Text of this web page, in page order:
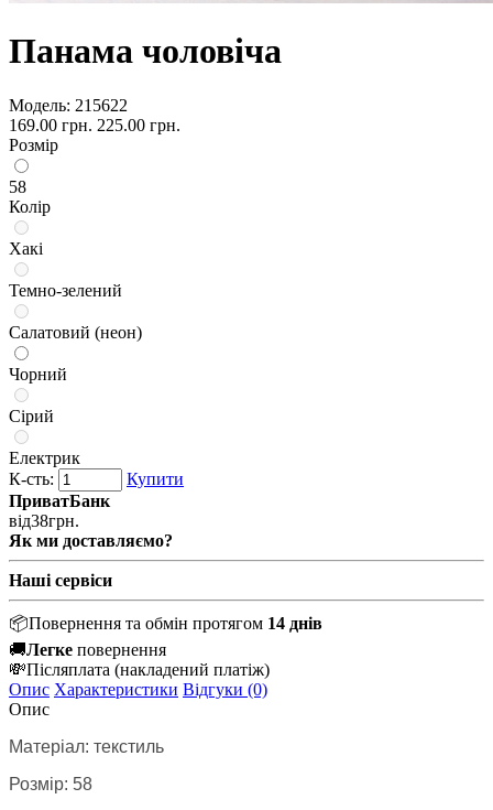
Панама чоловіча
Модель: 215622
169.00 грн. 225.00 грн.
Розмір
58
Колір
Хакі
Темно-зелений
Салатовий (неон)
Чорний
Сірий
Електрик
К-сть:
Купити
ПриватБанк
від38грн.
Як ми доставляємо?
Наші сервіси
📦Повернення та обмін протягом 14 днів
🚚Легке повернення
💸Післяплата (накладений платіж)
Опис Характеристики Відгуки (0)
Опис
Матеріал: текстиль
Розмір: 58